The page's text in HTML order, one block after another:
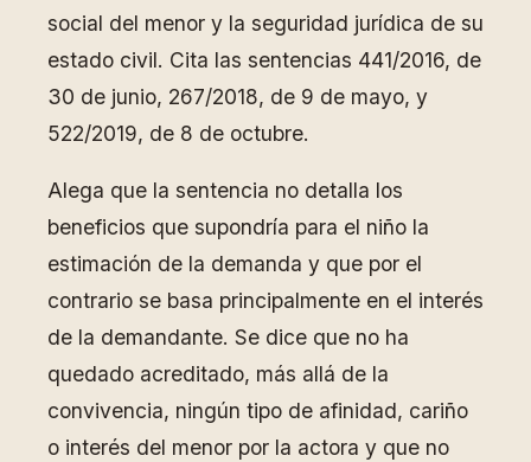
social del menor y la seguridad jurídica de su
estado civil. Cita las sentencias 441/2016, de
30 de junio, 267/2018, de 9 de mayo, y
522/2019, de 8 de octubre.
Alega que la sentencia no detalla los
beneficios que supondría para el niño la
estimación de la demanda y que por el
contrario se basa principalmente en el interés
de la demandante. Se dice que no ha
quedado acreditado, más allá de la
convivencia, ningún tipo de afinidad, cariño
o interés del menor por la actora y que no